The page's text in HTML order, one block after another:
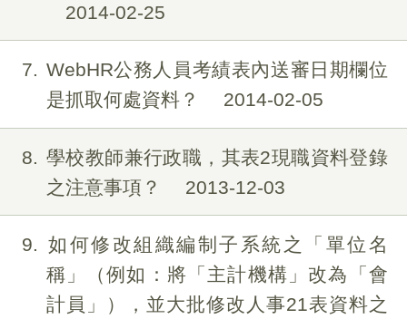
2014-02-25
7
WebHR公務人員考績表內送審日期欄位
是抓取何處資料？
2014-02-05
8
學校教師兼行政職，其表2現職資料登錄
之注意事項？
2013-12-03
9
如何修改組織編制子系統之「單位名
稱」（例如：將「主計機構」改為「會
計員」），並大批修改人事21表資料之